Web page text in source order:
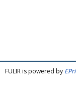
FULIR is powered by